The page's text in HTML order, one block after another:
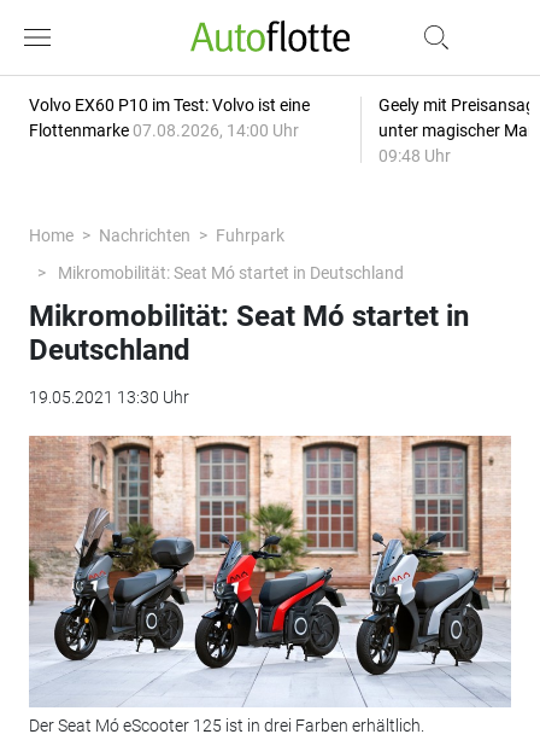
Volvo EX60 P10 im Test: Volvo ist eine
Flottenmarke 07.08.2026, 14:00 Uhr
Geely mit
unter magischer
09:48 Uhr
Home Nachrichten
Fuhrpark
Mikromobilität: Seat Mó startet in Deutschland
Mikromobilität: Seat Mó startet in
Deutschland
19.05.2021 13:30 Uhr
Der Seat Mó eScooter 125 ist in drei Farben erhältlich.